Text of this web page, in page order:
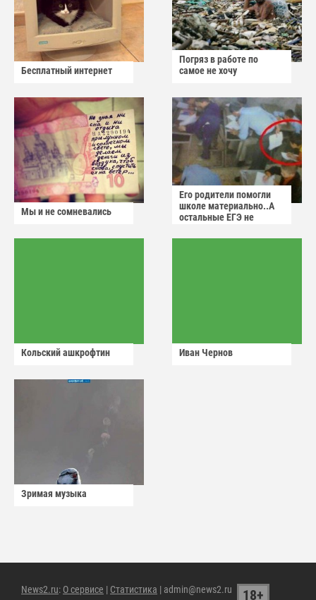
Бесплатный интернет
Погряз в работе по
самое не хочу
Мы и не сомневались
Его родители помогли
школе материально..А
остальные ЕГЭ не
Кольский ашкрофтин Иван Чернов
Зримая музыка
News2.ru: О сервисе | Статистика | admin@news2.ru 18+